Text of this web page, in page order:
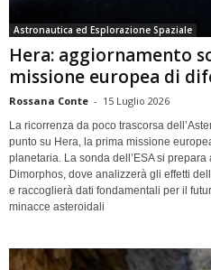
Astronautica ed Esplorazione Spaziale
Hera: aggiornamento
missione europea di
Rossana Conte - 15 Luglio 2026
La ricorrenza da poco trascorsa
punto su Hera, la prima missione
planetaria. La sonda dell’ESA si
Dimorphos, dove analizzerà gli effetti
e raccoglierà dati fondamentali per il
minacce asteroidali